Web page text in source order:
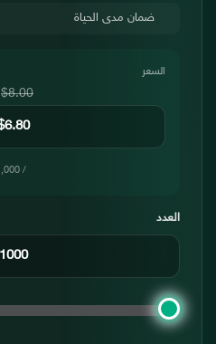
ضمان مدى الحياة
السعر
$8.00
/ 1,000
العدد